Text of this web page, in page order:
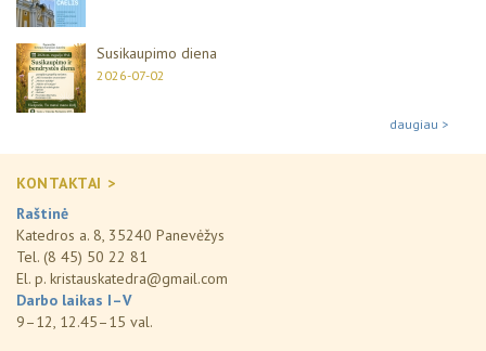
Susikaupimo diena
2026-07-02
daugiau >
KONTAKTAI >
Raštinė
Katedros a. 8, 35240 Panevėžys
Tel. (8 45) 50 22 81
El. p. kristauskatedra@gmail.com
Darbo laikas I–V
9–12, 12.45–15 val.